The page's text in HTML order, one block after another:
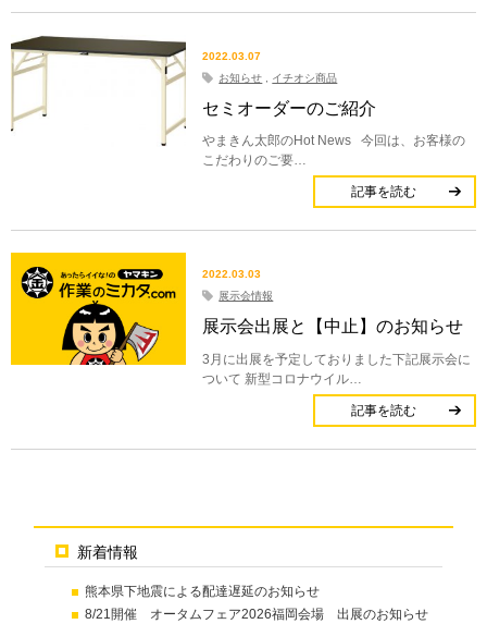
新着情報
熊本県下地震による配達遅延のお知らせ
8/21開催 オータムフェア2026福岡会場 出展のお知らせ
2022.03.07
お知らせ
イチオシ商品
セミオーダーのご紹介
やまきん太郎のHot News 今回は、お客様の
こだわりのご要…
記事を読む
2022.03.03
展示会情報
展示会出展と【中止】のお知らせ
3月に出展を予定しておりました下記展示会に
ついて 新型コロナウイル…
記事を読む